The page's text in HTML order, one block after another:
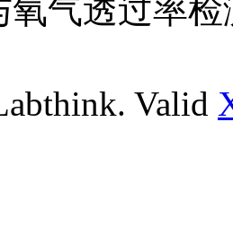
氧气透过率
Valid